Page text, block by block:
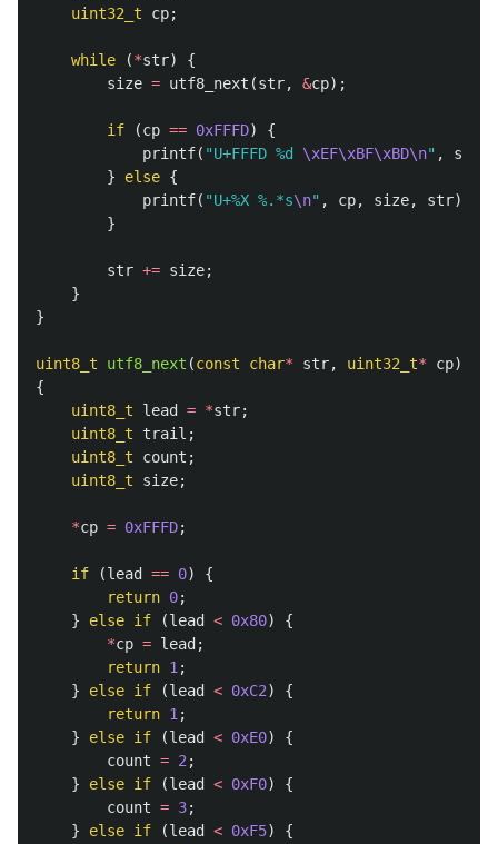
uint32_t
cp;
while (*str)
{
size = utf8_next (str, &cp);
if (cp == 0xFFFD)
{
printf( "U+FFFD %d \xEF\xBF\xBD\n" , size
}
else {
printf( "U+%X %.*s\n" , cp, size, str);
}
str += size;
}
}
uint8_t utf8_next (const char* str, uint32_t* cp)
{
uint8_t
lead = *str;
uint8_t
trail ;
uint8_t
count ;
uint8_t
size;
*cp = 0xFFFD;
if (lead == 0)
{
return 0;
}
else if (lead < 0x80)
{
*cp = lead ;
return 1 ;
}
else if (lead < 0xC2)
{
return 1 ;
}
else if (lead < 0xE0)
{
count = 2 ;
}
else if (lead < 0xF0)
{
count = 3;
}
else if (lead < 0xF5)
{